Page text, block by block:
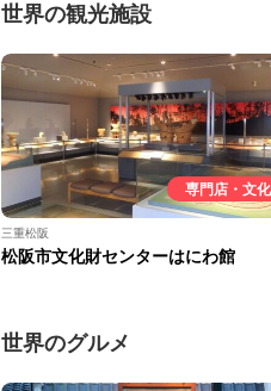
世界の観光施設
専門店・文化
三重松阪
松阪市文化財センターはにわ館
世界のグルメ